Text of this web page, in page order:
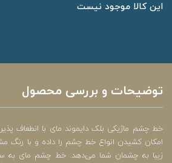
این کالا موجود نیست
توضیحات و بررسی محصول
خط چشم ماژیکی بلک دایموند مای با انطعاف
امکان کشیدن انواع خط چشم را داده و با رنگ
زیبا به چشمان شما می‌دهد. خط چشم مای